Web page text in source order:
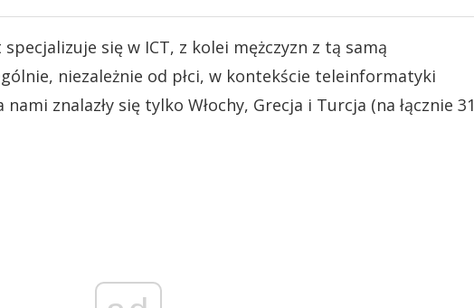
się w ICT, z kolei mężczyzn z tą samą
niezależnie od płci, w kontekście teleinformatyki
znalazły się tylko Włochy, Grecja i Turcja (na łącznie 31